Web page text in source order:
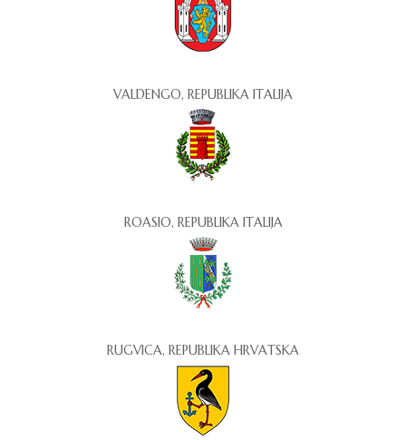
VALDENGO, REPUBLIKA ITALIJA
ROASIO, REPUBLIKA ITALIJA
RUGVICA, REPUBLIKA HRVATSKA